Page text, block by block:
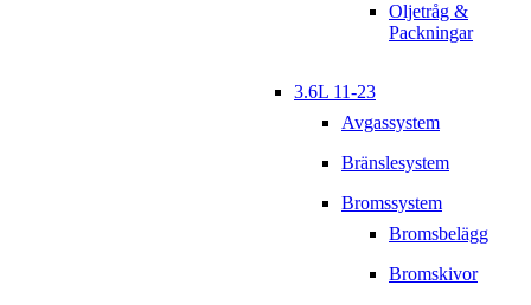
Oljetråg &
Packningar
3.6L 11-23
Avgassystem
Bränslesystem
Bromssystem
Bromsbelägg
Bromskivor